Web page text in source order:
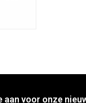
aan voor onze